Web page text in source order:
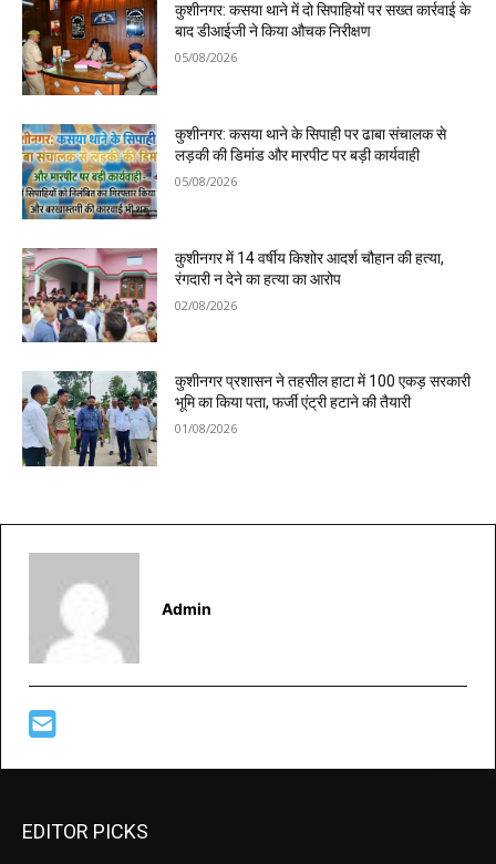
कुशीनगर: कसया थाने में दो सिपाहियों पर सख्त कार्रवाई के
बाद डीआईजी ने किया औचक निरीक्षण
05/08/2026
कुशीनगर: कसया थाने के सिपाही पर ढाबा संचालक से
लड़की की डिमांड और मारपीट पर बड़ी कार्यवाही
05/08/2026
कुशीनगर में 14 वर्षीय किशोर आदर्श चौहान की हत्या,
रंगदारी न देने का हत्या का आरोप
02/08/2026
कुशीनगर प्रशासन ने तहसील हाटा में 100 एकड़ सरकारी
भूमि का किया पता, फर्जी एंट्री हटाने की तैयारी
01/08/2026
Admin
EDITOR PICKS